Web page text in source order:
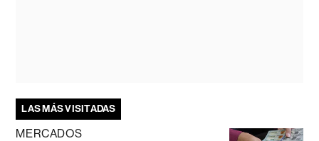
LAS MÁS VISITADAS
MERCADOS